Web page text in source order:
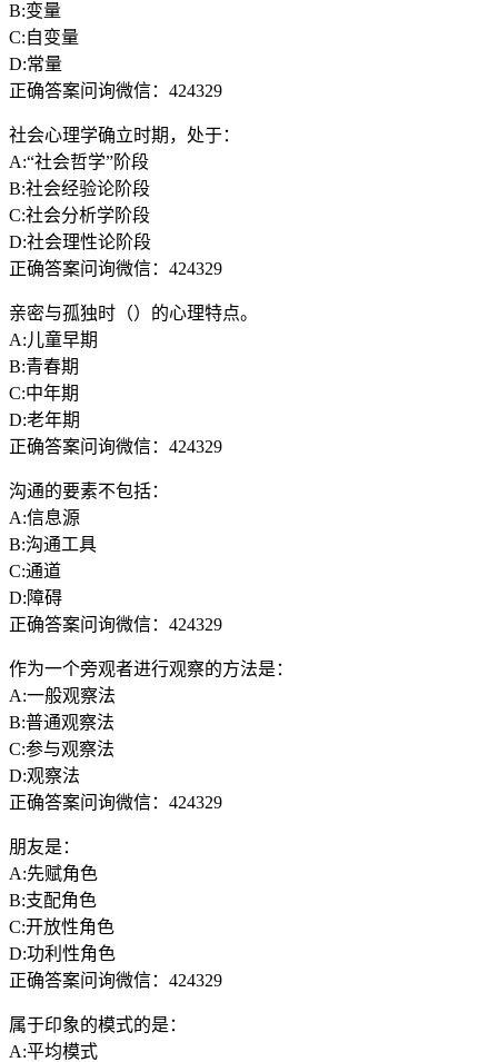
B:变量
C:自变量
D:常量
正确答案问询微信：424329
社会心理学确立时期，处于：
A:“社会哲学”阶段
B:社会经验论阶段
C:社会分析学阶段
D:社会理性论阶段
正确答案问询微信：424329
亲密与孤独时（）的心理特点。
A:儿童早期
B:青春期
C:中年期
D:老年期
正确答案问询微信：424329
沟通的要素不包括：
A:信息源
B:沟通工具
C:通道
D:障碍
正确答案问询微信：424329
作为一个旁观者进行观察的方法是：
A:一般观察法
B:普通观察法
C:参与观察法
D:观察法
正确答案问询微信：424329
朋友是：
A:先赋角色
B:支配角色
C:开放性角色
D:功利性角色
正确答案问询微信：424329
属于印象的模式的是：
A:平均模式